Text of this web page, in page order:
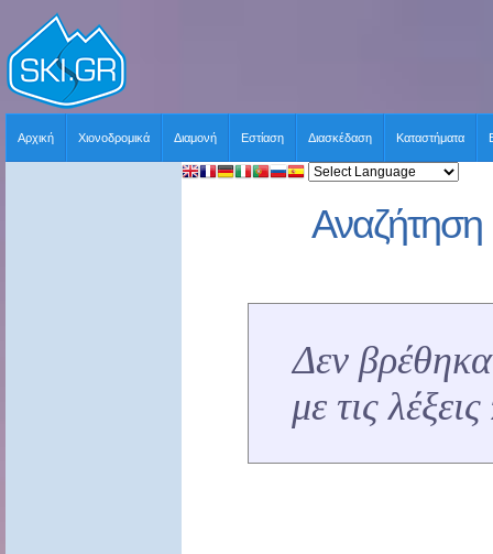
Αρχική Χιονοδρομικά Διαμονή Εστίαση Διασκέδαση Καταστήματα
Αναζήτηση
Δεν
με τις